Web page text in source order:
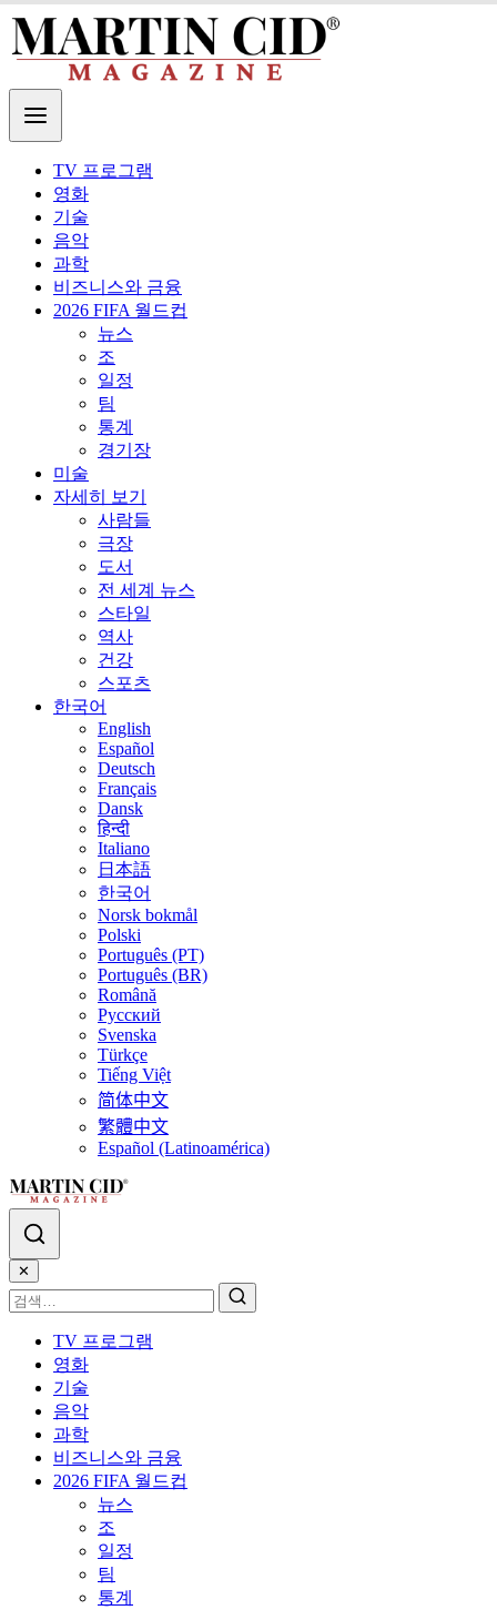
TV 프로그램
영화
기술
음악
과학
비즈니스와 금융
2026 FIFA 월드컵
뉴스
조
일정
팀
통계
경기장
미술
자세히 보기
사람들
극장
도서
전 세계 뉴스
스타일
역사
건강
스포츠
한국어
English
Español
Deutsch
Français
Dansk
हिन्दी
Italiano
日本語
한국어
Norsk bokmål
Polski
Português (PT)
Português (BR)
Română
Русский
Svenska
Türkçe
Tiếng Việt
简体中文
繁體中文
Español (Latinoamérica)
✕
TV 프로그램
영화
기술
음악
과학
비즈니스와 금융
2026 FIFA 월드컵
뉴스
조
일정
팀
통계